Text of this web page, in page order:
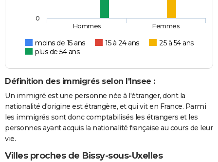
moins de 15 ans 15 à 24 ans
25 à 54 ans
plus de 54 ans
Hommes Femmes
0
Définition des immigrés selon l'Insee :
Un immigré est une personne née à l'étranger, dont la
nationalité d'origine est étrangère, et qui vit en France. Parmi
les immigrés sont donc comptabilisés les étrangers et les
personnes ayant acquis la nationalité française au cours de leur
vie.
Villes proches de Bissy-sous-Uxelles